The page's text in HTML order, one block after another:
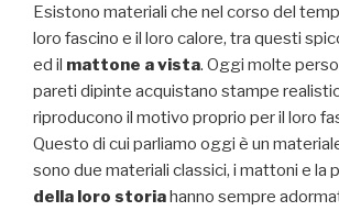
Esistono materiali che nel corso del
loro fascino e il loro calore, tra questi
ed il mattone a vista. Oggi molte
pareti dipinte acquistano stampe
riproducono il motivo proprio per il loro
Questo di cui parliamo oggi è un
sono due materiali classici, i mattoni e la
della loro storiahanno sempre